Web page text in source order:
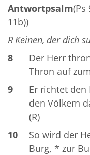
Antwortpsalm(Ps
11b))
R Keinen, der dich
8
Der Herr
Thron auf
9
Er richtet
den Völkern
(R)
10
So wird der
Burg, * zur